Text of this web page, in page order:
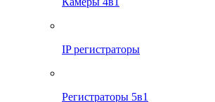
IP регистраторы
Регистраторы 5в1